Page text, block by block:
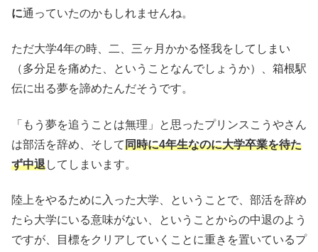
に通っていたのかもしれませんね。
ただ大学4年の時、二、三ヶ月かかる怪我をしてしまい
（多分足を痛めた、ということなんでしょうか）、箱根駅
伝に出る夢を諦めたんだそうです。
「もう夢を追うことは無理」と思ったプリンスこうやさん
は部活を辞め、そして同時に4年生なのに大学卒業を待た
ず中退してしまいます。
陸上をやるために入った大学、ということで、部活を辞め
たら大学にいる意味がない、ということからの中退のよう
ですが、目標をクリアしていくことに重きを置いているプ